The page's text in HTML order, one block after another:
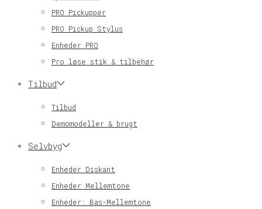
PRO Pickupper
PRO Pickup Stylus
Enheder PRO
Pro løse stik & tilbehør
Tilbud
Tilbud
Demomodeller & brugt
Selvbyg
Enheder Diskant
Enheder Mellemtone
Enheder: Bas-Mellemtone